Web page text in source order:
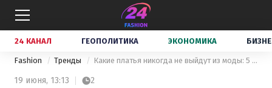
24 КАНАЛ ГЕОПОЛИТИКА ЭКОНОМИКА
Fashion Тренды Какие платья никогда не выйдут из моды: 5 вариантов, которые нужно иметь в своем гардеробе
19 июня, 13:13 2